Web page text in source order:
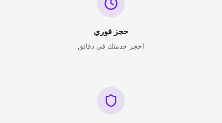
حجز فوري
احجز خدمتك في دقائق